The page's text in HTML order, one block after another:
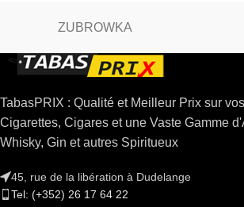
ZUBROWKA
TabasPRIX : Qualité et Meilleur Prix sur
Cigarettes, Cigares et une Vaste Gamme
Whisky, Gin et autres Spiritueux
45, rue de la libération à Dudelange
Tel: (+352) 26 17 64 22